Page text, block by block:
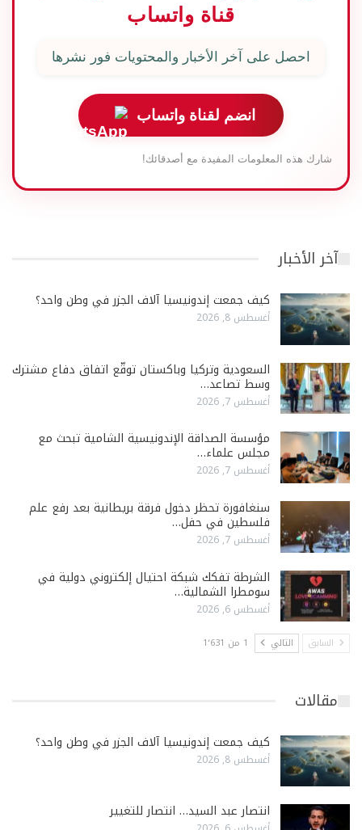
قناة واتساب
احصل على آخر الأخبار والمحتويات فور نشرها
انضم لقناة واتساب
شارك هذه المعلومات المفيدة مع أصدقائك!
آخر الأخبار
كيف جمعت إندونيسيا آلاف الجزر في وطن واحد؟
أغسطس 8, 2026
السعودية وتركيا وباكستان توقّع اتفاق دفاع مشترك
وسط تصاعد…
أغسطس 7, 2026
مؤسسة الصداقة الإندونيسية الشامية تبحث مع
مجلس علماء…
أغسطس 7, 2026
سنغافورة تحظر دخول فرقة بريطانية بعد رفع علم
فلسطين في حفل…
أغسطس 7, 2026
الشرطة تفكك شبكة احتيال إلكتروني دولية في
سومطرا الشمالية…
أغسطس 6, 2026
السابق التالي 1 من 1٬631
مقالات
كيف جمعت إندونيسيا آلاف الجزر في وطن واحد؟
أغسطس 8, 2026
انتصار عبد السيد… انتصار للتغيير